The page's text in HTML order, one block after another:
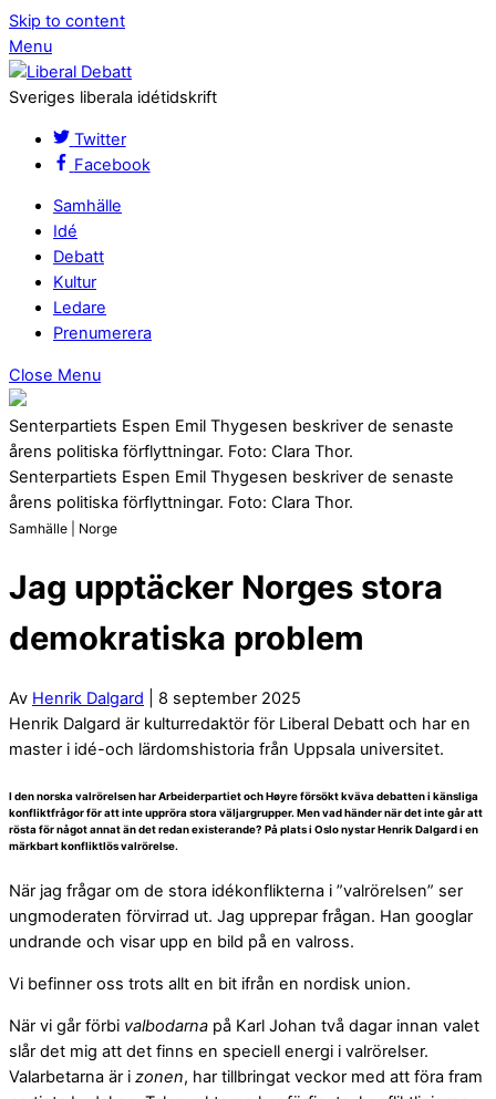
Skip to content
Menu
Sveriges liberala idétidskrift
Twitter
Facebook
Samhälle
Idé
Debatt
Kultur
Ledare
Prenumerera
Close Menu
Senterpartiets Espen Emil Thygesen beskriver de senaste
årens politiska förflyttningar. Foto: Clara Thor.
Senterpartiets Espen Emil Thygesen beskriver de senaste
årens politiska förflyttningar. Foto: Clara Thor.
Samhälle | Norge
Jag upptäcker Norges stora
demokratiska problem
Av Henrik Dalgard | 8 september 2025
Henrik Dalgard är kulturredaktör för Liberal Debatt och har en
master i idé-och lärdomshistoria från Uppsala universitet.
I den norska valrörelsen har Arbeiderpartiet och Høyre försökt kväva debatten i känsliga
konfliktfrågor för att inte uppröra stora väljargrupper. Men vad händer när det inte går att
rösta för något annat än det redan existerande? På plats i Oslo nystar Henrik Dalgard i en
märkbart konfliktlös valrörelse.
När jag frågar om de stora idékonflikterna i ”valrörelsen” ser
ungmoderaten förvirrad ut. Jag upprepar frågan. Han googlar
undrande och visar upp en bild på en valross.
Vi befinner oss trots allt en bit ifrån en nordisk union.
När vi går förbi valbodarna på Karl Johan två dagar innan valet
slår det mig att det finns en speciell energi i valrörelser.
Valarbetarna är i zonen, har tillbringat veckor med att föra fram